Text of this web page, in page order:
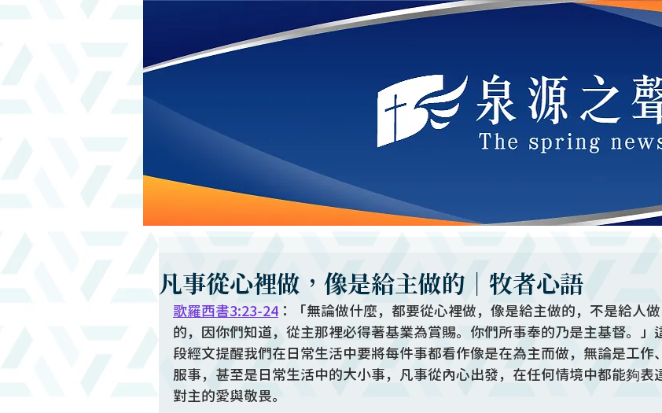
凡事從心裡做，像是給主做的｜牧者心語
歌羅西書3:23-24 ：「無論做什麼，都要從心裡做，像是給主做的，不是給人做
的，因你們知道，從主那裡必得著基業為賞賜。你們所事奉的乃是主基督。」
段經文提醒我們在日常生活中要將每件事都看作像是在為主而做，無論是工作、
服事，甚至是日常生活中的大小事，凡事從內心出發，在任何情境中都能夠表
對主的愛與敬畏。